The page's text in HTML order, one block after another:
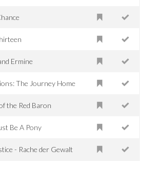
Ermine
The Journey Home
the Red Baron
Be A Pony
- Rache der Gewalt